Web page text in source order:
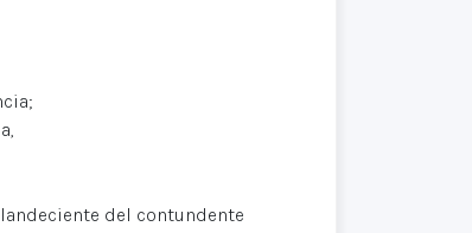
del contundente